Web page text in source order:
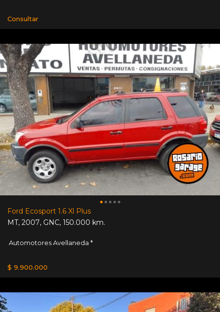
Consultar
Ford Ecosport 1.6 Xl Plus
MT, 2007, GNC, 150.000 km.
Automotores Avellaneda *
$ 9.900.000